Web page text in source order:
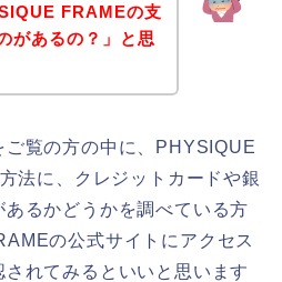
FRAMEの支
があるの？」と思
ご覧の方の中に、PHYSIQUE
法に、クレジットカードや銀
るかどうかを調べている方
の公式サイトにアクセス
れてみるといいと思います